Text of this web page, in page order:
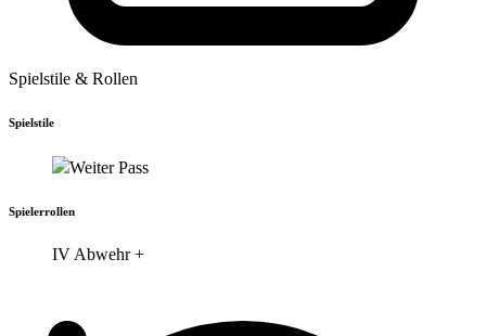
Spielstile & Rollen
Spielstile
Weiter Pass
Spielerrollen
IV Abwehr+